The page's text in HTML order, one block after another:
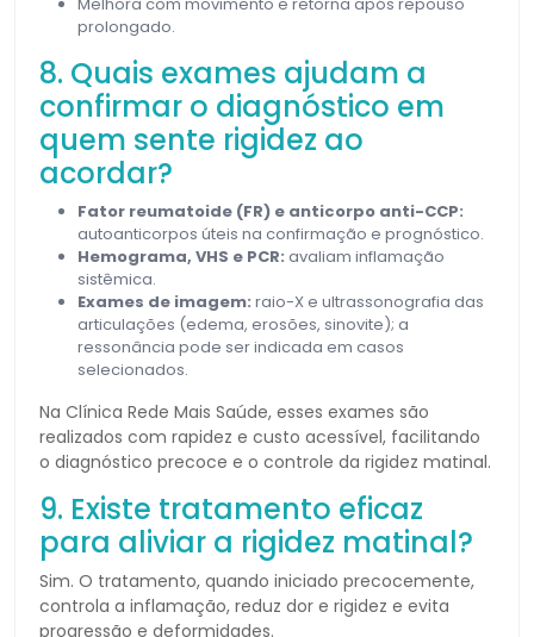
prolongado.
8. Quais exames ajudam a
confirmar o diagnóstico em
quem sente rigidez ao
acordar?
Fator reumatoide (FR) e anticorpo anti-CCP:
autoanticorpos úteis na confirmação e prognóstico.
Hemograma, VHS e PCR: avaliam inflamação
sistêmica.
Exames de imagem: raio-X e ultrassonografia das
articulações (edema, erosões, sinovite); a
ressonância pode ser indicada em casos
selecionados.
Na Clínica Rede Mais Saúde, esses exames são
realizados com rapidez e custo acessível, facilitando
o diagnóstico precoce e o controle da rigidez matinal.
9. Existe tratamento eficaz
para aliviar a rigidez matinal?
Sim. O tratamento, quando iniciado precocemente,
controla a inflamação, reduz dor e rigidez e evita
progressão e deformidades.